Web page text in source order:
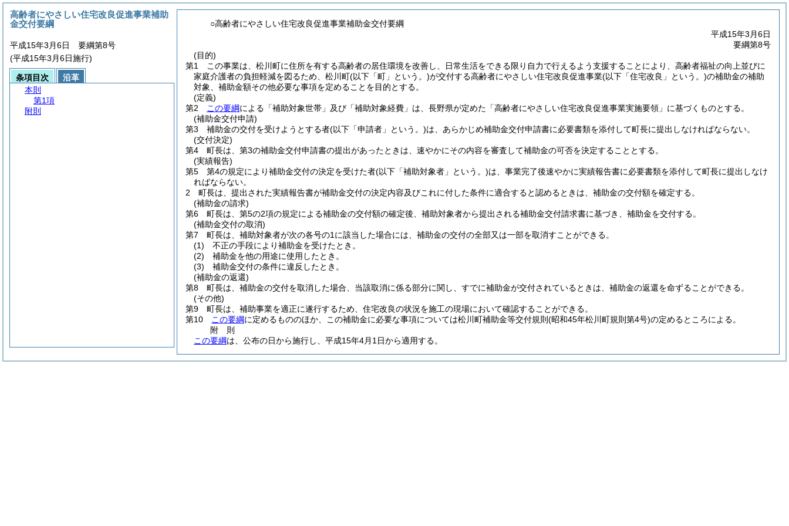
○高齢者にやさしい住宅改良促進事業補助金交付要綱
平成15年3月6日
要綱第8号
(目的)
第1 この事業は、松川町に住所を有する高齢者の居住環境を改善し、日常生活をできる限り自力で行えるよう支援することにより、高齢者福祉の向上並びに
家庭介護者の負担軽減を図るため、松川町(以下「町」という。)が交付する高齢者にやさしい住宅改良促進事業(以下「住宅改良」という。)の補助金の補助
対象、補助金額その他必要な事項を定めることを目的とする。
(定義)
第2
この要綱による「補助対象世帯」及び「補助対象経費」は、長野県が定めた「高齢者にやさしい住宅改良促進事業実施要領」に基づくものとする。
(補助金交付申請)
第3 補助金の交付を受けようとする者(以下「申請者」という。)は、あらかじめ補助金交付申請書に必要書類を添付して町長に提出しなければならない。
(交付決定)
第4 町長は、第3の補助金交付申請書の提出があったときは、速やかにその内容を審査して補助金の可否を決定することとする。
(実績報告)
第5 第4の規定により補助金交付の決定を受けた者(以下「補助対象者」という。)は、事業完了後速やかに実績報告書に必要書類を添付して町長に提出しなけ
ればならない。
2 町長は、提出された実績報告書が補助金交付の決定内容及びこれに付した条件に適合すると認めるときは、補助金の交付額を確定する。
(補助金の請求)
第6 町長は、第5の2項の規定による補助金の交付額の確定後、補助対象者から提出される補助金交付請求書に基づき、補助金を交付する。
(補助金交付の取消)
第7 町長は、補助対象者が次の各号の1に該当した場合には、補助金の交付の全部又は一部を取消すことができる。
(1) 不正の手段により補助金を受けたとき。
(2) 補助金を他の用途に使用したとき。
(3) 補助金交付の条件に違反したとき。
(補助金の返還)
第8 町長は、補助金の交付を取消した場合、当該取消に係る部分に関し、すでに補助金が交付されているときは、補助金の返還を命ずることができる。
(その他)
第9 町長は、補助事業を適正に遂行するため、住宅改良の状況を施工の現場において確認することができる。
第10
この要綱に定めるもののほか、この補助金に必要な事項については松川町補助金等交付規則 (昭和45年松川町規則第4号)の定めるところによる。
附 則
この要綱は、公布の日から施行し、平成15年4月1日から適用する。
高齢者にやさしい住宅改良促進事業補助
金交付要綱
平成15年3月6日 要綱第8号
(平成15年3月6日施行)
条項目次
沿革
本則
第1項
附則